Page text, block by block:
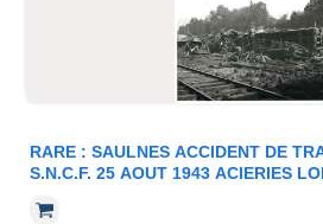
RARE : SAULNES ACCIDENT DE
S.N.C.F. 25 AOUT 1943 ACIERIES